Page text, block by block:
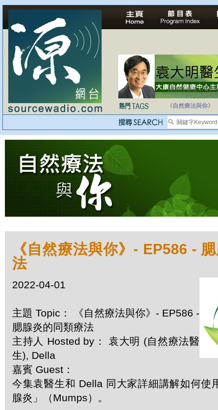
法治社會並不等同
《自然療法與你》
《自然療法與你》- EP586 -
法
2022-04-01
主題 Topic： 《自然療法與你》- EP586 -
腮腺炎的同類療法
主持人 Hosted by： 袁大明 (自然療法醫
生), Della
嘉賓 Guest：
今集袁醫生和 Della 同大家詳細講解如何使
腺炎」（Mumps）。